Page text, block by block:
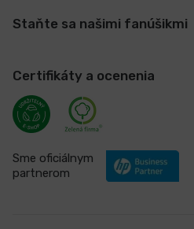
Staňte sa našimi fanúšikmi
Certifikáty a ocenenia
Sme oficiálnym
partnerom